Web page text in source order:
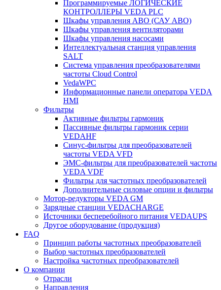
Программируемые ЛОГИЧЕСКИЕ
КОНТРОЛЛЕРЫ VEDA PLC
Шкафы управления АВО (САУ АВО)
Шкафы управления вентиляторами
Шкафы управления насосами
Интеллектуальная станция управления
SALT
Система управления преобразователями
частоты Cloud Control
VedaWPC
Информационные панели оператора VEDA
HMI
Фильтры
Активные фильтры гармоник
Пассивные фильтры гармоник серии
VEDAHF
Синус-фильтры для преобразователей
частоты VEDA VFD
ЭМС-фильтры для преобразователей частоты
VEDA VDF
Фильтры для частотных преобразователей
Дополнительные силовые опции и фильтры
Мотор-редукторы VEDA GM
Зарядные станции VEDACHARGE
Источники бесперебойного питания VEDAUPS
Другое оборудование (продукция)
FAQ
Принцип работы частотных преобразователей
Выбор частотных преобразователей
Настройка частотных преобразователей
О компании
Отрасли
Направления